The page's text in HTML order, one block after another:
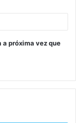
a próxima vez que